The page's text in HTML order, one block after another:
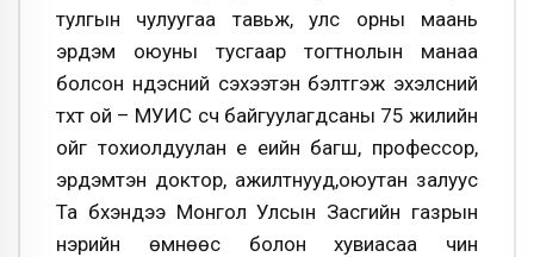
тулгын чулуугаа тавьж, улс орны маань
эрдэм оюуны тусгаар тогтнолын манаа
болсон үндэсний сэхээтэн бэлтгэж эхэлсний
түүхт ой – МУИС үүсч байгуулагдсаны 75 жилийн
ойг тохиолдуулан үе үеийн багш, профессор,
эрдэмтэн доктор, ажилтнууд,оюутан залуус
Та бүхэндээ Монгол Улсын Засгийн газрын
нэрийн өмнөөс болон хувиасаа чин